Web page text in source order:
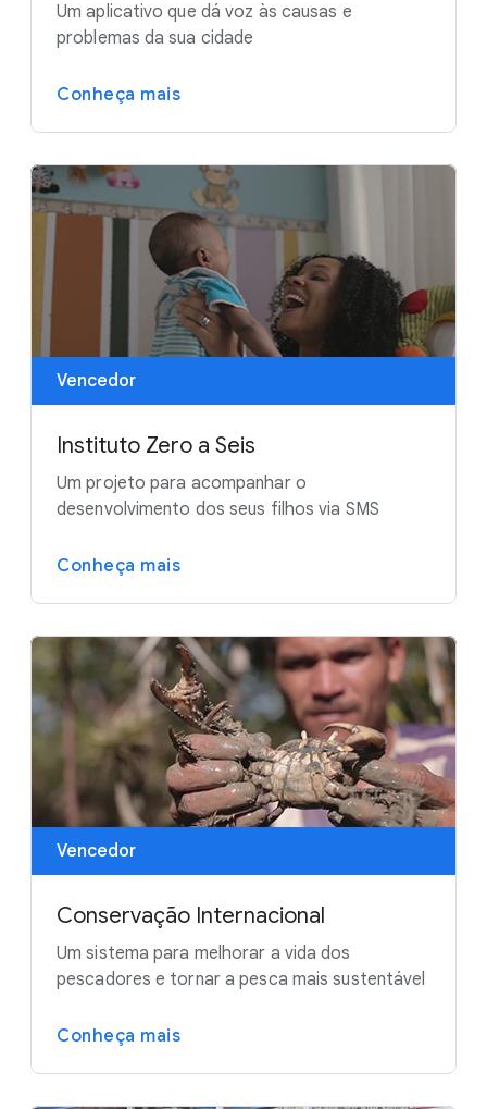
Um aplicativo que dá voz às causas e
problemas da sua cidade
Conheça mais
Vencedor
Instituto Zero a Seis
Um projeto para acompanhar o
desenvolvimento dos seus filhos via SMS
Conheça mais
Vencedor
Conservação Internacional
Um sistema para melhorar a vida dos
pescadores e tornar a pesca mais sustentável
Conheça mais